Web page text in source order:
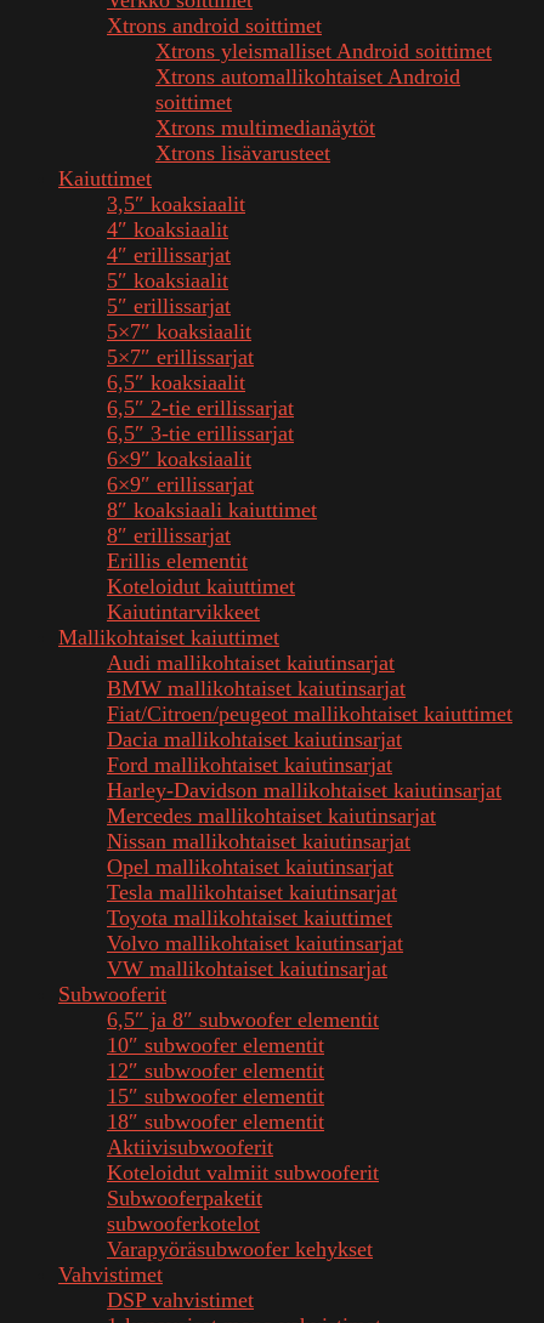
Xtrons android soittimet
Xtrons yleismalliset Android soittimet
Xtrons automallikohtaiset Android
soittimet
Xtrons multimedianäytöt
Xtrons lisävarusteet
Kaiuttimet
3,5″ koaksiaalit
4″ koaksiaalit
4″ erillissarjat
5″ koaksiaalit
5″ erillissarjat
5×7″ koaksiaalit
5×7″ erillissarjat
6,5″ koaksiaalit
6,5″ 2-tie erillissarjat
6,5″ 3-tie erillissarjat
6×9″ koaksiaalit
6×9″ erillissarjat
8″ koaksiaali kaiuttimet
8″ erillissarjat
Erillis elementit
Koteloidut kaiuttimet
Kaiutintarvikkeet
Mallikohtaiset kaiuttimet
Audi mallikohtaiset kaiutinsarjat
BMW mallikohtaiset kaiutinsarjat
Fiat/Citroen/peugeot mallikohtaiset kaiuttimet
Dacia mallikohtaiset kaiutinsarjat
Ford mallikohtaiset kaiutinsarjat
Harley-Davidson mallikohtaiset kaiutinsarjat
Mercedes mallikohtaiset kaiutinsarjat
Nissan mallikohtaiset kaiutinsarjat
Opel mallikohtaiset kaiutinsarjat
Tesla mallikohtaiset kaiutinsarjat
Toyota mallikohtaiset kaiuttimet
Volvo mallikohtaiset kaiutinsarjat
VW mallikohtaiset kaiutinsarjat
Subwooferit
6,5″ ja 8″ subwoofer elementit
10″ subwoofer elementit
12″ subwoofer elementit
15″ subwoofer elementit
18″ subwoofer elementit
Aktiivisubwooferit
Koteloidut valmiit subwooferit
Subwooferpaketit
subwooferkotelot
Varapyöräsubwoofer kehykset
Vahvistimet
DSP vahvistimet